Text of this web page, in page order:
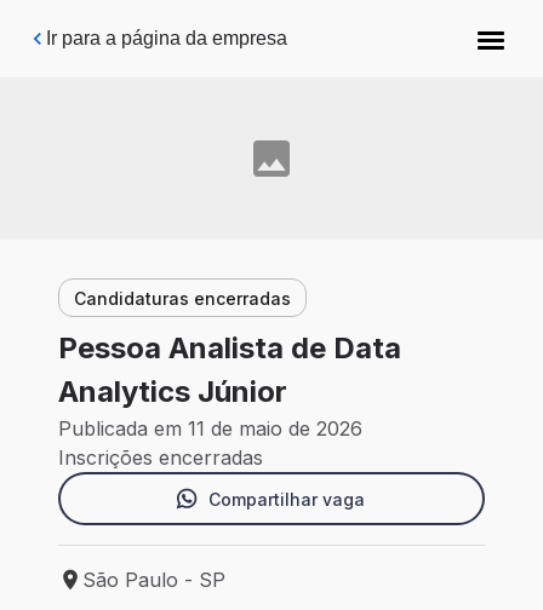
Pular para o conteúdo principal
Ir para a página da empresa
Candidaturas encerradas
Pessoa Analista de Data
Analytics Júnior
Publicada em 11 de maio de 2026
Inscrições encerradas
Compartilhar vaga
Local de trabalho: São Paulo - SP
São Paulo - SP